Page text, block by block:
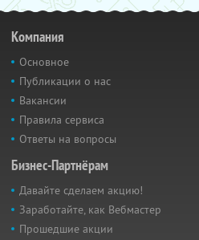
Компания
Основное
Публикации о нас
Вакансии
Правила сервиса
Ответы на вопросы
Бизнес-Партнёрам
Давайте сделаем акцию!
Заработайте, как Вебмастер
Прошедшие акции